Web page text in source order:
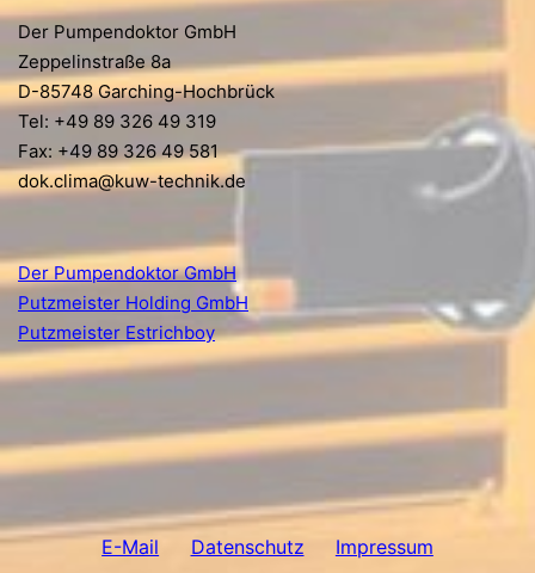
Der Pumpendoktor GmbH
Zeppelinstraße 8a
D-85748 Garching-Hochbrück
Tel: +49 89 326 49 319
Fax: +49 89 326 49 581
dok.clima@kuw-technik.de
Der Pumpendoktor GmbH
Putzmeister Holding GmbH
Putzmeister Estrichboy
E-Mail Datenschutz Impressum